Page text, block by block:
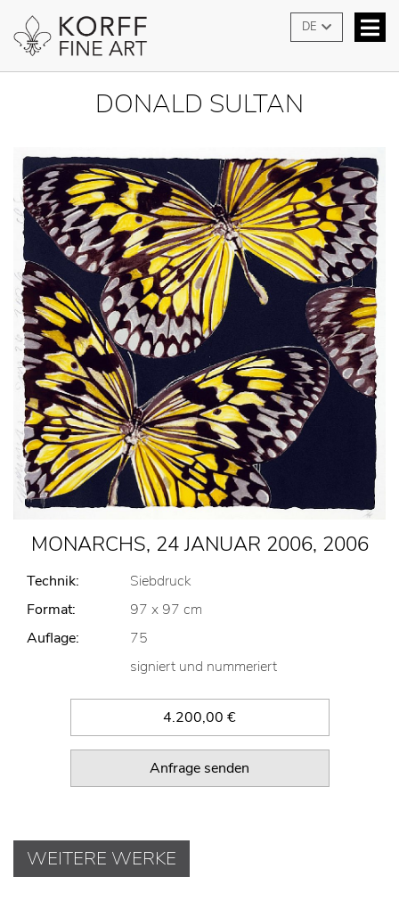
DE
DONALD SULTAN
MONARCHS, 24 JANUAR 2006, 2006
Technik:
Siebdruck
Format:
97 x 97 cm
Auflage:
75
signiert und nummeriert
4.200,00 €
Anfrage senden
WEITERE WERKE